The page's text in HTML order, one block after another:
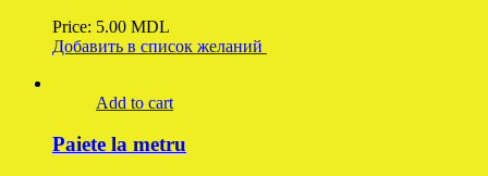
Price: 5.00 MDL
Добавить в список желаний
Add to cart
Paiete la metru